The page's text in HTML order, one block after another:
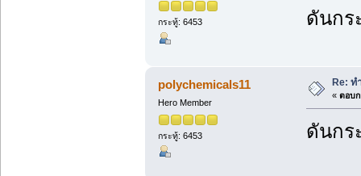
กระทู้: 6453 ดันกร
polychemicals11
Hero Member
กระทู้: 6453
Re: ท
« ตอบก
ดันกร